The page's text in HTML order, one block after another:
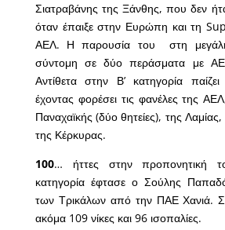
Σιατραβάνης της Ξάνθης, που δεν
όταν έπαιξε στην Ευρώπη και τη
ΑΕΛ. Η παρουσία του στη μεγάλη
σύντομη σε δύο περάσματα με
Αντίθετα στην Β’ κατηγορία
έχοντας φορέσει τις φανέλες της
Παναχαϊκής (δύο θητείες), της
της Κέρκυρας.
100… ήττες στην προπονητική
κατηγορία έφτασε ο Σούλης
των Τρικάλων από την ΠΑΕ Χανιά.
ακόμα 109 νίκες και 96 ισοπαλίες.